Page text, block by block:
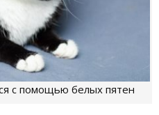
с помощью белых пятен